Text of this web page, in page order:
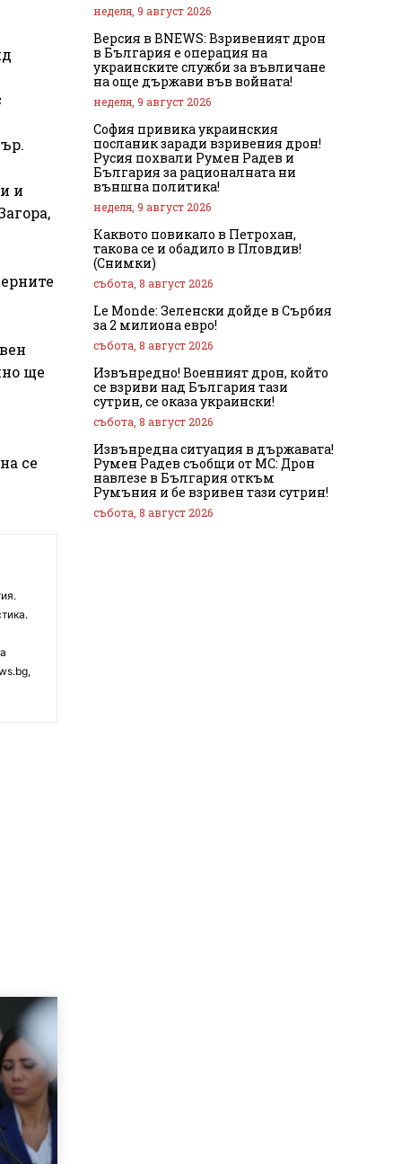
и
ще
се
неделя, 9 август 2026
Версия в BNEWS: Взривеният дрон
в България е операция на
украинските служби за въвличане
на още държави във войната!
неделя, 9 август 2026
София привика украинския
посланик заради взривения дрон!
Русия похвали Румен Радев и
България за рационалната ни
външна политика!
неделя, 9 август 2026
Каквото повикало в Петрохан,
такова се и обадило в Пловдив!
(Снимки)
събота, 8 август 2026
Le Monde: Зеленски дойде в Сърбия
за 2 милиона евро!
събота, 8 август 2026
Извънредно! Военният дрон, който
се взриви над България тази
сутрин, се оказа украински!
събота, 8 август 2026
Извънредна ситуация в държавата!
Румен Радев съобщи от МС: Дрон
навлезе в България откъм
Румъния и бе взривен тази сутрин!
събота, 8 август 2026